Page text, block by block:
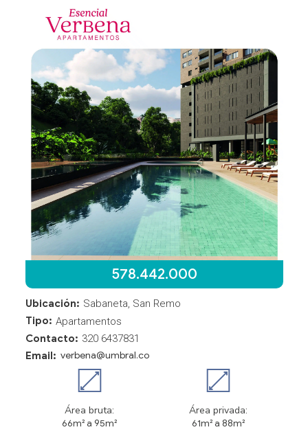
578.442.000
Ubicación: Sabaneta, San Remo
Tipo: Apartamentos
Contacto: 320 6437831
Email: verbena@umbral.co
Área bruta:
66m² a 95m²
Área privada:
61m² a 88m²